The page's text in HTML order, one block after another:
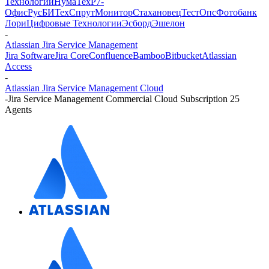
ОфисРусБИТехСпрутМониторСтахановецТестОпсФотобанк
ЛориЦифровые ТехнологииЭсбордЭшелон
-
Atlassian Jira Service Management
Jira SoftwareJira CoreConfluenceBambooBitbucketAtlassian
Access
-
Atlassian Jira Service Management Cloud
-Jira Service Management Commercial Cloud Subscription 25
Agents